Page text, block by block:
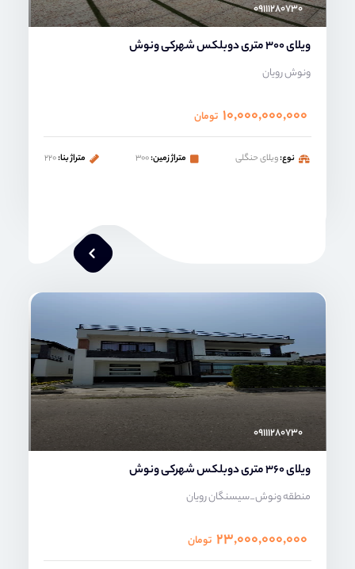
۰۹۱۱۱۲۸۰۷۳۰
ویلای 300 متری دوبلکس شهرکی ونوش
ونوش رویان
۱۰,۰۰۰,۰۰۰,۰۰۰ تومان
نوع:ویلای حنگلی متراژ زمین:۳۰۰ متراژ بنا:۲۲۰
۰۹۱۱۱۲۸۰۷۳۰
ویلای 360 متری دوبلکس شهرکی ونوش
منطقه ونوش_سیسنگان رویان
۲۳,۰۰۰,۰۰۰,۰۰۰ تومان